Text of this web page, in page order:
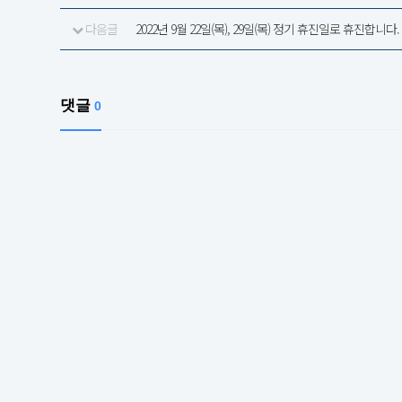
다음글 2022년 9월 22일(목), 29일(목) 정기 휴진일로 휴진합니다.
댓글 0